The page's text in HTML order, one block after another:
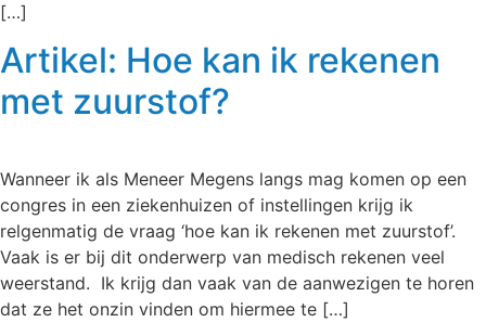
[…]
Artikel: Hoe kan ik rekenen
met zuurstof?
Wanneer ik als Meneer Megens langs mag komen op een
congres in een ziekenhuizen of instellingen krijg ik
relgenmatig de vraag ‘hoe kan ik rekenen met zuurstof’.
Vaak is er bij dit onderwerp van medisch rekenen veel
weerstand. Ik krijg dan vaak van de aanwezigen te horen
dat ze het onzin vinden om hiermee te […]